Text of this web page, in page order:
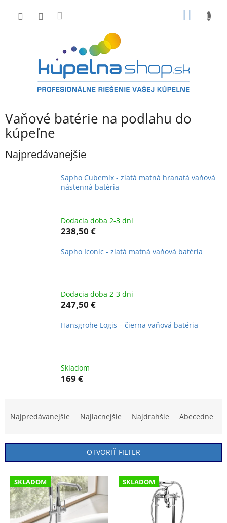
Vaňové batérie na podlahu do
kúpeľne
Najpredávanejšie
Sapho Cubemix - zlatá matná hranatá vaňová
nástenná batéria
Dodacia doba 2-3 dni
238,50 €
Sapho Iconic - zlatá matná vaňová batéria
Dodacia doba 2-3 dni
247,50 €
Hansgrohe Logis – čierna vaňová batéria
Skladom
169 €
n
i
o
d
Najpredávanejšie Najlacnejšie Najdrahšie Abecedne
OTVORIŤ FILTER
V
p
SKLADOM SKLADOM